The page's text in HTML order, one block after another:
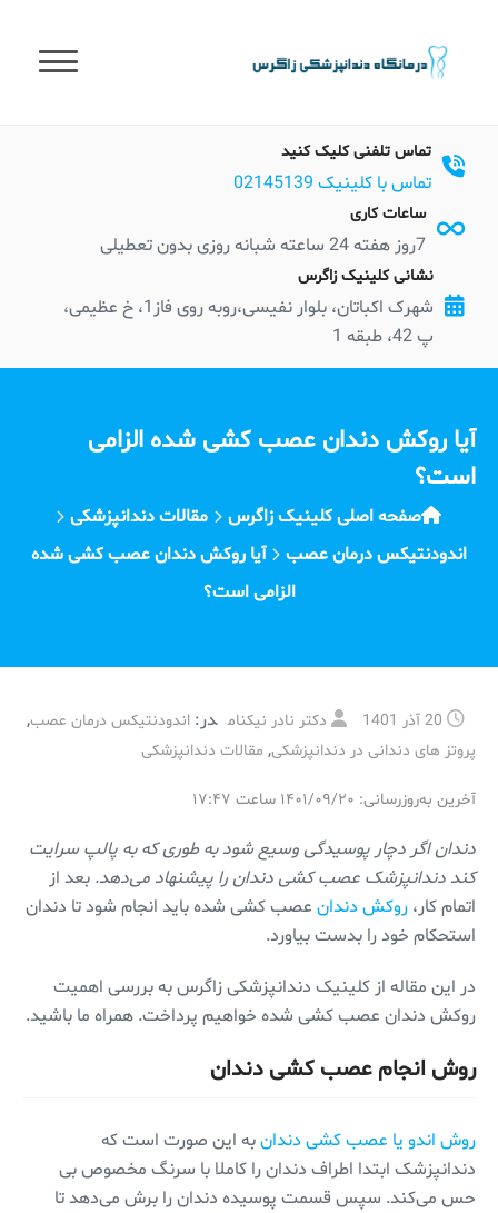
content
تماس تلفنی کلیک کنید
تماس با کلینیک 02145139
ساعات کاری
7روز هفته 24 ساعته شبانه روزی بدون تعطیلی
نشانی کلینیک زاگرس
شهرک اکباتان، بلوار نفیسی،روبه روی فاز1، خ عظیمی،
پ 42، طبقه 1
آیا روکش دندان عصب کشی شده الزامی
است؟
صفحه اصلی کلینیک زاگرس
مقالات دندانپزشکی
اندودنتیکس درمان عصب
آیا روکش دندان عصب کشی شده
الزامی است؟
20 آذر 1401 دکتر نادر نیکنام در: اندودنتیکس درمان عصب,
پروتز های دندانی در دندانپزشکی, مقالات دندانپزشکی
آخرین به‌روزرسانی: ۱۴۰۱/۰۹/۲۰ ساعت ۱۷:۴۷
دندان اگر دچار پوسیدگی وسیع شود به طوری که به پالپ سرایت
کند دندانپزشک عصب کشی دندان را پیشنهاد می‌دهد. بعد از
اتمام کار، روکش دندان عصب کشی شده باید انجام شود تا دندان
استحکام خود را بدست بیاورد.
در این مقاله از کلینیک دندانپزشکی زاگرس به بررسی اهمیت
روکش دندان عصب کشی شده خواهیم پرداخت. همراه ما باشید.
روش انجام عصب کشی دندان
روش اندو یا عصب کشی دندانبه این صورت است که
دندانپزشک ابتدا اطراف دندان را کاملا با سرنگ مخصوص بی
حس می‌کند. سپس قسمت پوسیده دندان را برش می‌دهد تا